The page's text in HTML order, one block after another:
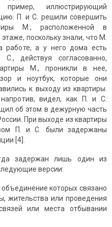
пример, иллюстрирующий
П. и С. решили совершить
М., расположенной в
поскольку знали, что М.
работе, а у него дома есть
действуя согласованно,
М., проникли в нее,
и ноутбук, которые они
к выходу из квартиры.
видел, как П. и С.
об этом в дежурную часть
При выходе из квартиры
П. и С. были задержаны
[4].
задержан лишь один из
версии:
которых связано
жительства или проведения
или места отбывании